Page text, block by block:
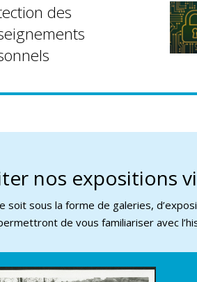
des
nos expositions
soit sous la forme de galeries,
de vous familiariser avec